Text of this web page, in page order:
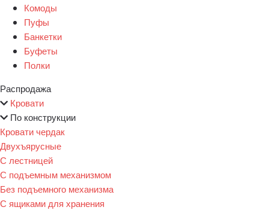
Комоды
Пуфы
Банкетки
Буфеты
Полки
Распродажа
Кровати
По конструкции
Кровати чердак
Двухъярусные
С лестницей
С подъемным механизмом
Без подъемного механизма
С ящиками для хранения